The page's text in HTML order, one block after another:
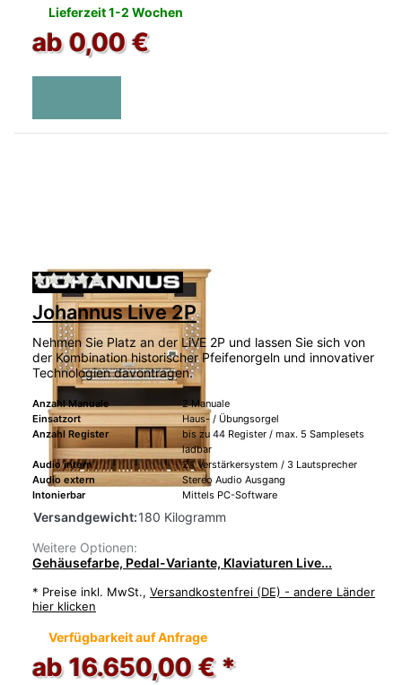
Lieferzeit 1-2 Wochen
ab 0,00 €
Zu diesem Produkt liegen noch keine
Johannus Live 2P
Nehmen Sie Platz an der LiVE 2P und lassen Sie sich von
der Kombination historischer Pfeifenorgeln und innovativer
Technologien davontragen.
Anzahl Manuale
2 Manuale
Einsatzort
Haus- / Übungsorgel
Anzahl Register
bis zu 44 Register / max. 5 Samplesets
ladbar
Audio intern
2.1 Verstärkersystem / 3 Lautsprecher
Audio extern
Stereo Audio Ausgang
Intonierbar
Mittels PC-Software
Versandgewicht:180 Kilogramm
Weitere Optionen:
Gehäusefarbe, Pedal-Variante, Klaviaturen Live...
* Preise inkl. MwSt., Versandkostenfrei (DE) - andere Länder
hier klicken
Verfügbarkeit auf Anfrage
ab 16.650,00 € *